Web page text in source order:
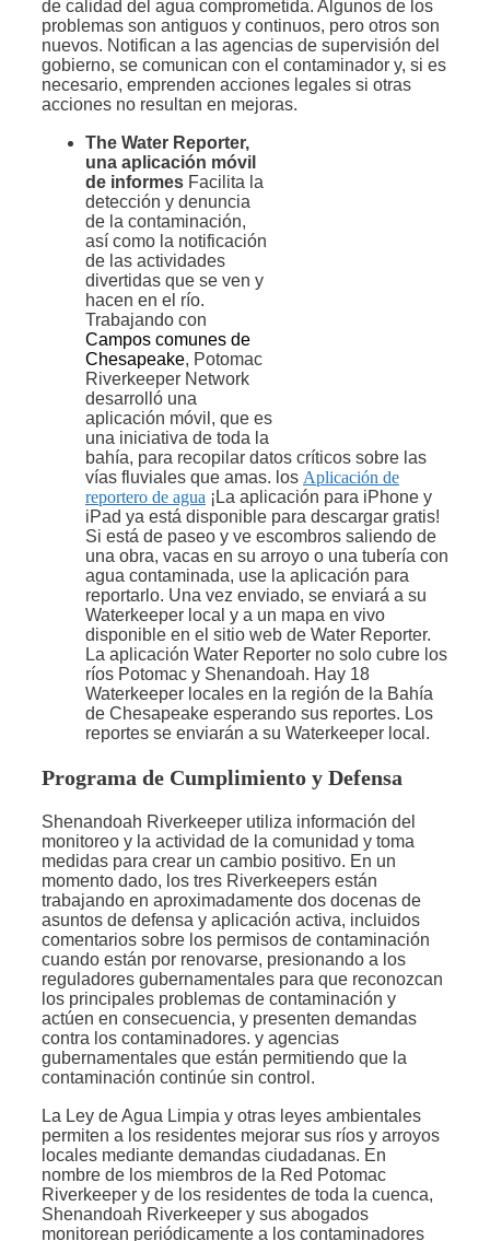
de calidad del agua comprometida. Algunos de los
problemas son antiguos y continuos, pero otros son
nuevos. Notifican a las agencias de supervisión del
gobierno, se comunican con el contaminador y, si es
necesario, emprenden acciones legales si otras
acciones no resultan en mejoras.
The Water Reporter,
una aplicación móvil
de informes Facilita la
detección y denuncia
de la contaminación,
así como la notificación
de las actividades
divertidas que se ven y
hacen en el río.
Trabajando con
Campos comunes de
Chesapeake, Potomac
Riverkeeper Network
desarrolló una
aplicación móvil, que es
una iniciativa de toda la
bahía, para recopilar datos críticos sobre las
vías fluviales que amas. los Aplicación de
reportero de agua ¡La aplicación para iPhone y
iPad ya está disponible para descargar gratis!
Si está de paseo y ve escombros saliendo de
una obra, vacas en su arroyo o una tubería con
agua contaminada, use la aplicación para
reportarlo. Una vez enviado, se enviará a su
Waterkeeper local y a un mapa en vivo
disponible en el sitio web de Water Reporter.
La aplicación Water Reporter no solo cubre los
ríos Potomac y Shenandoah. Hay 18
Waterkeeper locales en la región de la Bahía
de Chesapeake esperando sus reportes. Los
reportes se enviarán a su Waterkeeper local.
Programa de Cumplimiento y Defensa
Shenandoah Riverkeeper utiliza información del
monitoreo y la actividad de la comunidad y toma
medidas para crear un cambio positivo. En un
momento dado, los tres Riverkeepers están
trabajando en aproximadamente dos docenas de
asuntos de defensa y aplicación activa, incluidos
comentarios sobre los permisos de contaminación
cuando están por renovarse, presionando a los
reguladores gubernamentales para que reconozcan
los principales problemas de contaminación y
actúen en consecuencia, y presenten demandas
contra los contaminadores. y agencias
gubernamentales que están permitiendo que la
contaminación continúe sin control.
La Ley de Agua Limpia y otras leyes ambientales
permiten a los residentes mejorar sus ríos y arroyos
locales mediante demandas ciudadanas. En
nombre de los miembros de la Red Potomac
Riverkeeper y de los residentes de toda la cuenca,
Shenandoah Riverkeeper y sus abogados
monitorean periódicamente a los contaminadores